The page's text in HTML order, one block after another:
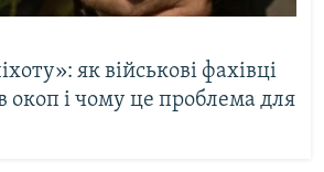
як військові фахівці
окоп і чому це проблема для